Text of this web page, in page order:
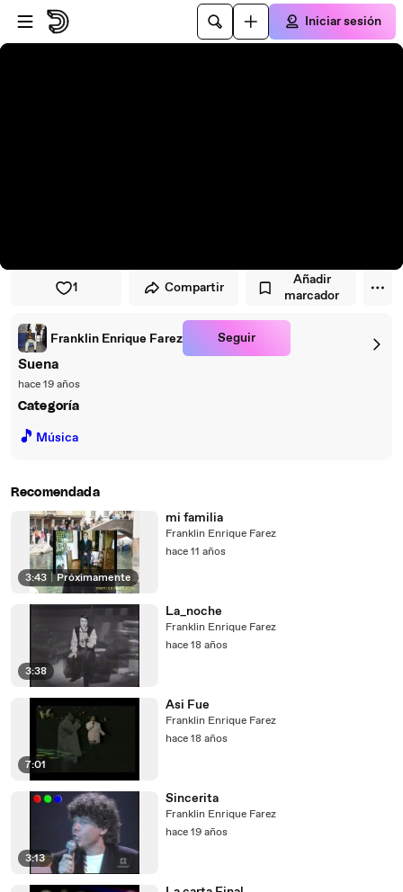
Saltar al reproductor
Saltar al contenido principal
Iniciar sesión
1 Compartir
Añadir
marcador
Franklin Enrique Farez Seguir
Suena
hace 19 años
Categoría
🎵 Música
Recomendada
3:43 Próximamente
mi familia
Franklin Enrique Farez
hace 11 años
3:38
La_noche
Franklin Enrique Farez
hace 18 años
7:01
Asi Fue
Franklin Enrique Farez
hace 18 años
3:13
Sincerita
Franklin Enrique Farez
hace 19 años